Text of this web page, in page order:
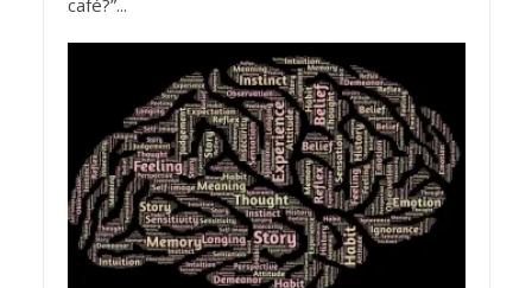
café?”...